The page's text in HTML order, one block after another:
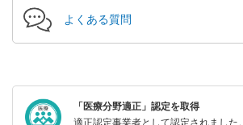
よくある質問
「医療分野適正」認定を取得